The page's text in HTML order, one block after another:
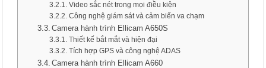
Video sắc nét trong mọi điều kiện
Công nghệ giám sát và cảm biến va chạm
Camera hành trình Ellicam A650S
Thiết kế bắt mắt và hiện đại
Tích hợp GPS và công nghệ ADAS
Camera hành trình Ellicam A660